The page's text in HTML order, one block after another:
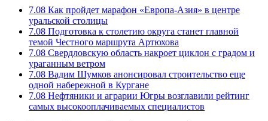
7.08 Как пройдет марафон «Европа-Азия» в центре
уральской столицы
7.08 Подготовка к столетию округа станет главной
темой Честного маршрута Артюхова
7.08 Свердловскую область накроет циклон с градом и
ураганным ветром
7.08 Вадим Шумков анонсировал строительство еще
одной набережной в Кургане
7.08 Нефтяники и аграрии Югры возглавили рейтинг
самых высокооплачиваемых специалистов